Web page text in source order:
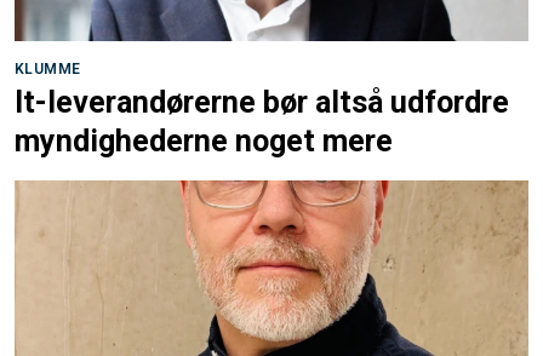
KLUMME
It-leverandørerne bør altså udfordre
myndighederne noget mere